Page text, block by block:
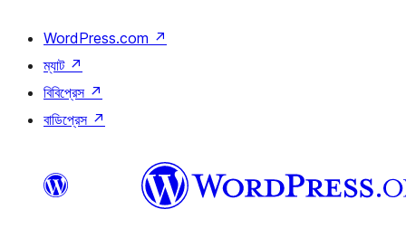
WordPress.com ↗
ম্যাট ↗
বিবিপ্রেস ↗
বাডিপ্রেস ↗